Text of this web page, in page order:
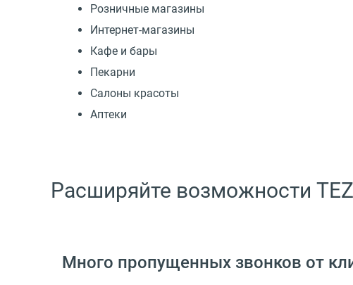
Розничные магазины
Интернет-магазины
Кафе и бары
Пекарни
Салоны красоты
Аптеки
Расширяйте возможности
Много пропущенных звонков от